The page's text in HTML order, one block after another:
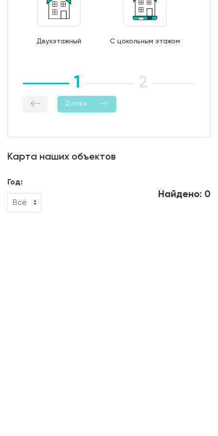
7. Монтаж опалубки из обрезной доски;
влажностный режима);
Двухэтажный С цокольным этажом
1 2
Далее
Карта наших объектов
Год:
Найдено: 0